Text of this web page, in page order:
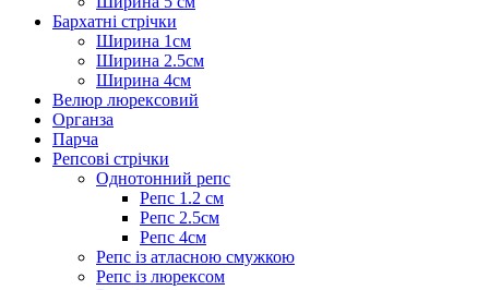
Бархатні стрічки
Ширина 1см
Ширина 2.5см
Ширина 4см
Велюр люрексовий
Органза
Парча
Репсові стрічки
Однотонний репс
Репс 1.2 см
Репс 2.5см
Репс 4см
Репс із атласною смужкою
Репс із люрексом